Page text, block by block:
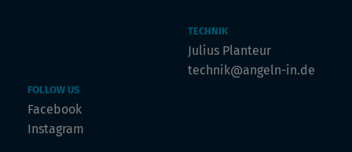
TECHNIK
Julius Planteur
technik@angeln-in.de
FOLLOW US
Facebook
Instagram